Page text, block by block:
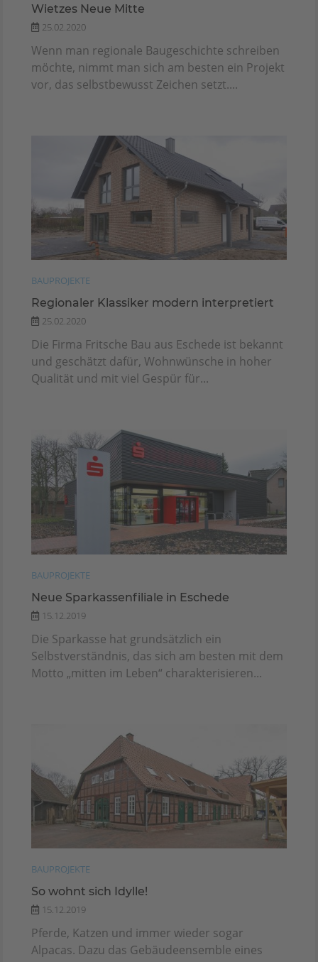
Wietzes Neue Mitte
25.02.2020
Wenn man regionale Baugeschichte schreiben
möchte, nimmt man sich am besten ein Projekt
vor, das selbstbewusst Zeichen setzt....
BAUPROJEKTE
Regionaler Klassiker modern interpretiert
25.02.2020
Die Firma Fritsche Bau aus Eschede ist bekannt
und geschätzt dafür, Wohnwünsche in hoher
Qualität und mit viel Gespür für...
BAUPROJEKTE
Neue Sparkassenfiliale in Eschede
15.12.2019
Die Sparkasse hat grundsätzlich ein
Selbstverständnis, das sich am besten mit dem
Motto „mitten im Leben“ charakterisieren...
BAUPROJEKTE
So wohnt sich Idylle!
15.12.2019
Pferde, Katzen und immer wieder sogar
Alpacas. Dazu das Gebäudeensemble eines